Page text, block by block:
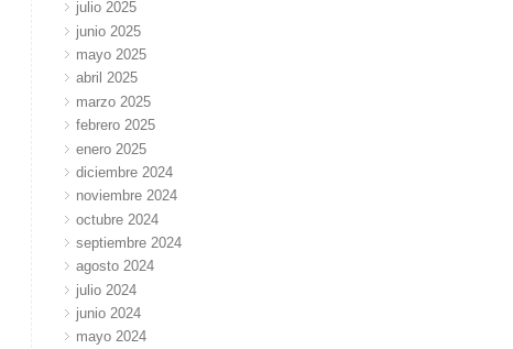
julio 2025
junio 2025
mayo 2025
abril 2025
marzo 2025
febrero 2025
enero 2025
diciembre 2024
noviembre 2024
octubre 2024
septiembre 2024
agosto 2024
julio 2024
junio 2024
mayo 2024